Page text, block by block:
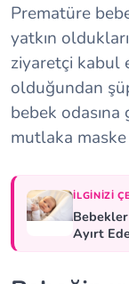
Prematüre
yatkın
ziyaretçi kabul
olduğundan
bebek
mutlaka maske
İLGINIZI
Ayırt